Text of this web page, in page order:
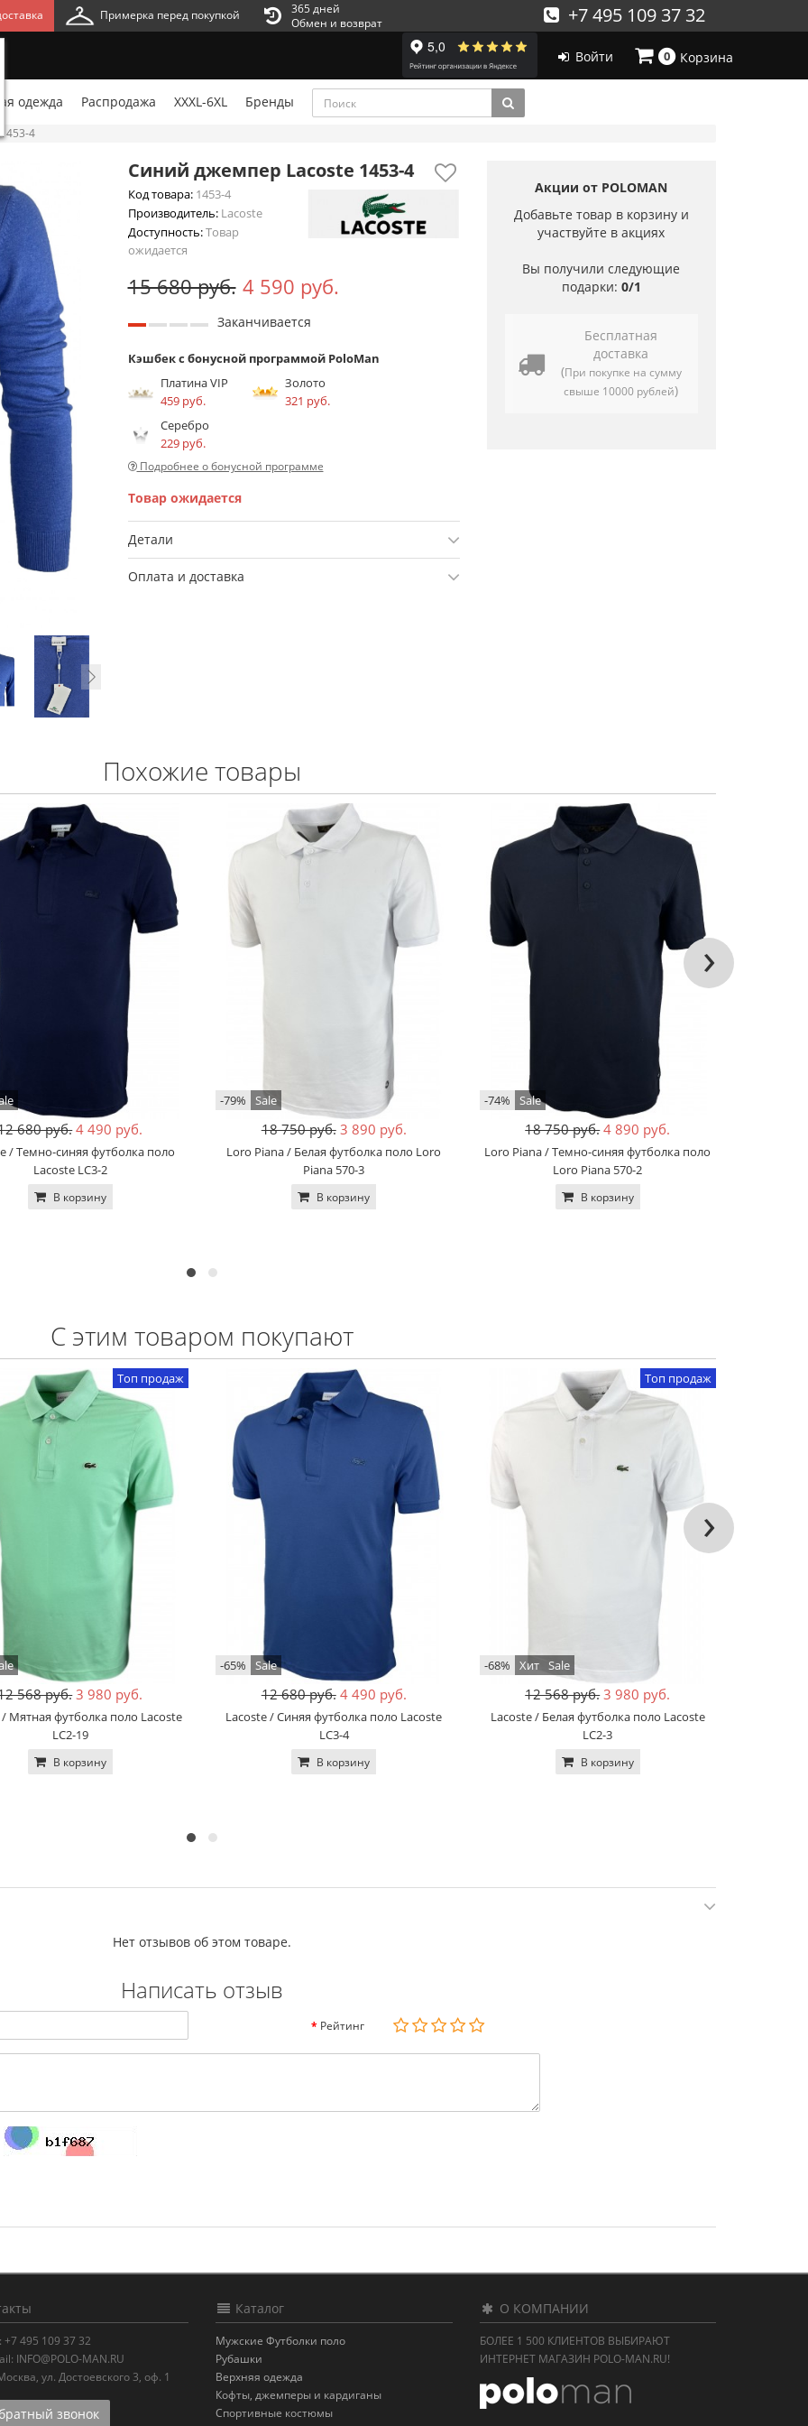
Примерка перед покупкой
365 дней
Обмен и возврат
+7 495 109 37 32
Войти 0 Корзина
одежда Распродажа XXXL-6XL Бренды
4
Синий джемпер Lacoste 1453-4
Код товара:1453-4
Производитель:Lacoste
Доступность:Товар
ожидается
15 680 руб. 4 590 руб.
Заканчивается
Кэшбек с бонусной программой PoloMan
Платина VIP
459 руб.
Золото
321 руб.
Серебро
229 руб.
Подробнее о бонусной программе
Товар ожидается
Детали
Оплата и доставка
Акции от POLOMAN
Добавьте товар в корзину и
участвуйте в акциях
Вы получили следующие
подарки: 0/1
Бесплатная
доставка
(При покупке на сумму
свыше 10000 рублей)
Похожие товары
680 руб. 4 490 руб.
/ Темно-синяя футболка поло
Lacoste LC3-2
В корзину
-79% Sale
18 750 руб. 3 890 руб.
Loro Piana / Белая футболка поло Loro
Piana 570-3
В корзину
-74% Sale
18 750 руб. 4 890 руб.
Loro Piana / Темно-синяя футболка поло
Loro Piana 570-2
В корзину
›
С этим товаром покупают
Топ продаж
568 руб. 3 980 руб.
Мятная футболка поло Lacoste
LC2-19
В корзину
-65% Sale
12 680 руб. 4 490 руб.
Lacoste / Синяя футболка поло Lacoste
LC3-4
В корзину
Топ продаж
-68% Хит Sale
12 568 руб. 3 980 руб.
Lacoste / Белая футболка поло Lacoste
LC2-3
В корзину
›
Нет отзывов об этом товаре.
Написать отзыв
Рейтинг
+7 495 109 37 32
INFO@POLO-MAN.RU
, ул. Достоевского 3, оф. 1
звонок
Каталог
Мужские Футболки поло
Рубашки
Верхняя одежда
Кофты, джемперы и кардиганы
Спортивные костюмы
О КОМПАНИИ
БОЛЕЕ 1 500 КЛИЕНТОВ ВЫБИРАЮТ
ИНТЕРНЕТ МАГАЗИН POLO-MAN.RU!